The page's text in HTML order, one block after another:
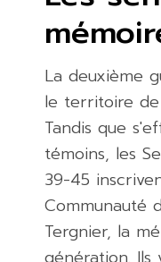
La deuxième
le territoire de
Tandis que
témoins, les
39-45
Communauté
Tergnier, la